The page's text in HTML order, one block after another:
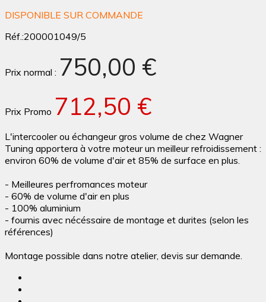
DISPONIBLE SUR COMMANDE
Réf.:200001049/5
Prix normal : 750,00 €
Prix Promo 712,50 €
L'intercooler ou échangeur gros volume de chez Wagner
Tuning apportera à votre moteur un meilleur refroidissement :
environ 60% de volume d'air et 85% de surface en plus.
- Meilleures perfromances moteur
- 60% de volume d'air en plus
- 100% aluminium
- fournis avec nécéssaire de montage et durites (selon les
références)
Montage possible dans notre atelier, devis sur demande.